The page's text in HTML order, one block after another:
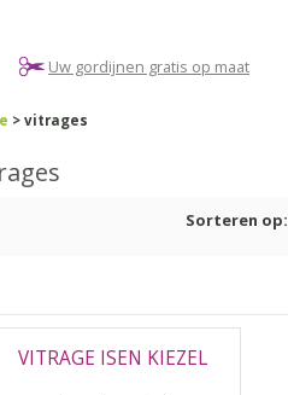
Uw gordijnen gratis op maat
> vitrages
Sorteren op:
VITRAGE ISEN KIEZEL